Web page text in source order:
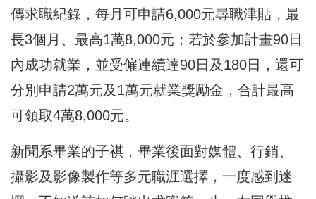
傳求職紀錄，每月可申請6,000元尋職津貼，最
長3個月、最高1萬8,000元；若於參加計畫90日
內成功就業，並受僱連續達90日及180日，還可
分別申請2萬元及1萬元就業獎勵金，合計最高
可領取4萬8,000元。
新聞系畢業的子祺，畢業後面對媒體、行銷、
攝影及影像製作等多元職涯選擇，一度感到迷